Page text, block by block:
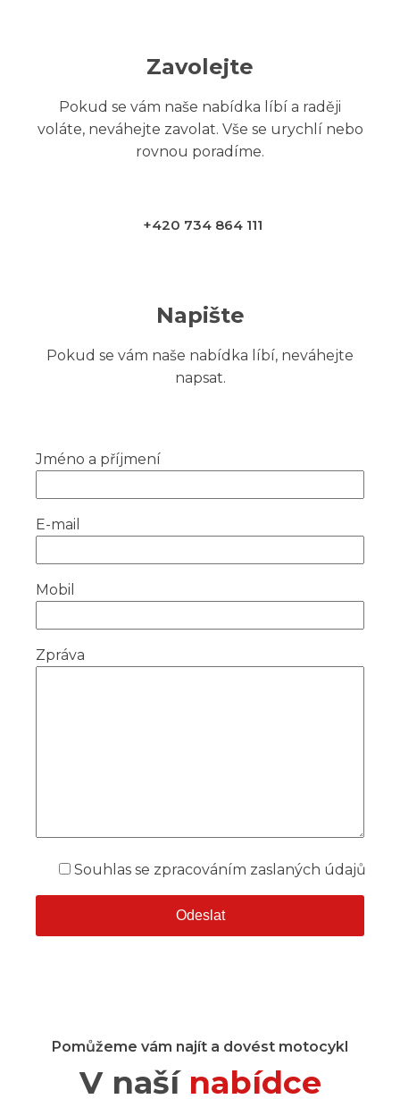
Zavolejte
Pokud se vám naše nabídka líbí a raději
voláte, neváhejte zavolat. Vše se urychlí nebo
rovnou poradíme.
+420 734 864 111
Napište
Pokud se vám naše nabídka líbí, neváhejte
napsat.
Jméno a příjmení
E-mail
Mobil
Zpráva
Souhlas se zpracováním zaslaných údajů
Pomůžeme vám najít a dovést motocykl
V naší nabídce